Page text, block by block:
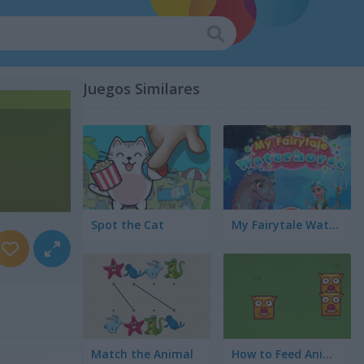
Juegos Similares
Spot the Cat My Fairytale Water Horse
Match the Animal How to Feed Animals?